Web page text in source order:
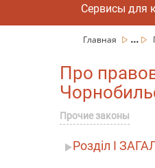
Сервисы для
Главная ...
Про
Прочие законы
Розділ I